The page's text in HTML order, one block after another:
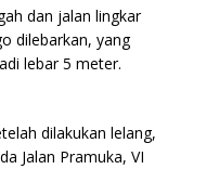
dan jalan lingkar
dilebarkan, yang
lebar 5 meter.
dilakukan lelang,
Jalan Pramuka, VI